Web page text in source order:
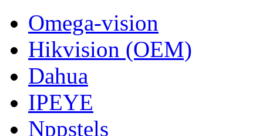
Omega-vision
Hikvision (OEM)
Dahua
IPEYE
Nppstels